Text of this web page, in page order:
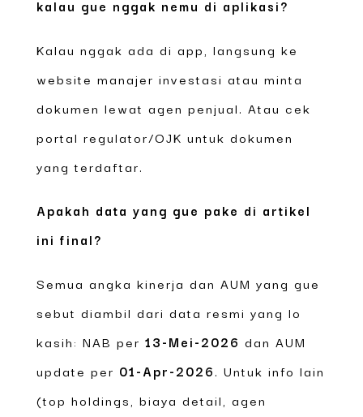
kalau gue nggak nemu di aplikasi?
Kalau nggak ada di app, langsung ke
website manajer investasi atau minta
dokumen lewat agen penjual. Atau cek
portal regulator/OJK untuk dokumen
yang terdaftar.
Apakah data yang gue pake di artikel
ini final?
Semua angka kinerja dan AUM yang gue
sebut diambil dari data resmi yang lo
kasih: NAB per 13-Mei-2026 dan AUM
update per 01-Apr-2026. Untuk info lain
(top holdings, biaya detail, agen